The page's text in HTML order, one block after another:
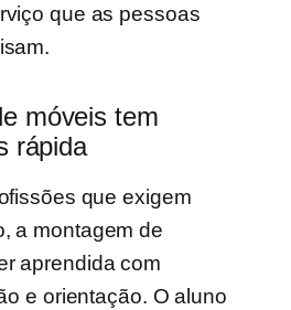
que as pessoas
móveis tem
rápida
que exigem
a montagem de
aprendida com
e orientação. O aluno